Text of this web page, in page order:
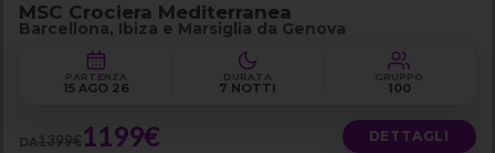
MSC Crociera Mediterranea
Barcellona, Ibiza e Marsiglia da Genova
PARTENZA
15 AGO 26
DURATA
7 NOTTI
GRUPPO
100
DA1399€1199€ DETTAGLI